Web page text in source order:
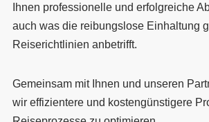
Ihnen professionelle und erfolgreiche
auch was die reibungslose Einhaltung
Reiserichtlinien anbetrifft.
Gemeinsam mit Ihnen und unseren
wir effizientere und kostengünstigere